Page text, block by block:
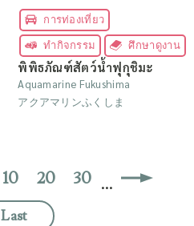
การท่องเที่ยว
ทำกิจกรรม ศึกษาดูงาน
พิพิธภัณฑ์สัตว์น้ำฟุกุชิมะ
Aquamarine Fukushima
アクアマリンふくしま
10 20 30 ...
Last